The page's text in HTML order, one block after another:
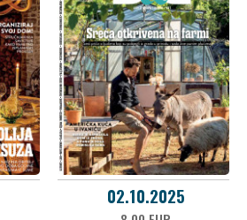
02.10.2025